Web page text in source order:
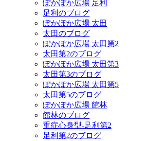
ぽかぽか広場 足利
足利のブログ
ぽかぽか広場 太田
太田のブログ
ぽかぽか広場 太田第2
太田第2のブログ
ぽかぽか広場 太田第3
太田第3のブログ
ぽかぽか広場 太田第5
太田第5のブログ
ぽかぽか広場 館林
館林のブログ
重症心身型-足利第2
足利第2のブログ